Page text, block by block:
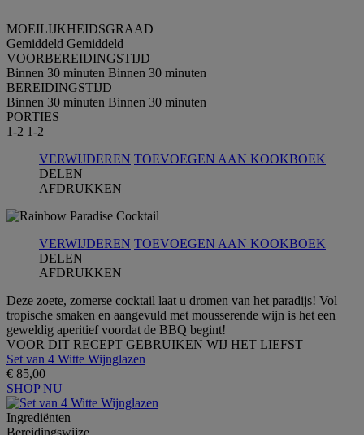
MOEILIJKHEIDSGRAAD
Gemiddeld Gemiddeld
VOORBEREIDINGSTIJD
Binnen 30 minuten Binnen 30 minuten
BEREIDINGSTIJD
Binnen 30 minuten Binnen 30 minuten
PORTIES
1-2 1-2
VERWIJDEREN TOEVOEGEN AAN KOOKBOEK
DELEN
AFDRUKKEN
VERWIJDEREN TOEVOEGEN AAN KOOKBOEK
DELEN
AFDRUKKEN
Deze zoete, zomerse cocktail laat u dromen van het paradijs! Vol
tropische smaken en aangevuld met mousserende wijn is het een
geweldig aperitief voordat de BBQ begint!
VOOR DIT RECEPT GEBRUIKEN WIJ HET LIEFST
Set van 4 Witte Wijnglazen
€ 85,00
SHOP NU
Ingrediёnten
Bereidingswijze